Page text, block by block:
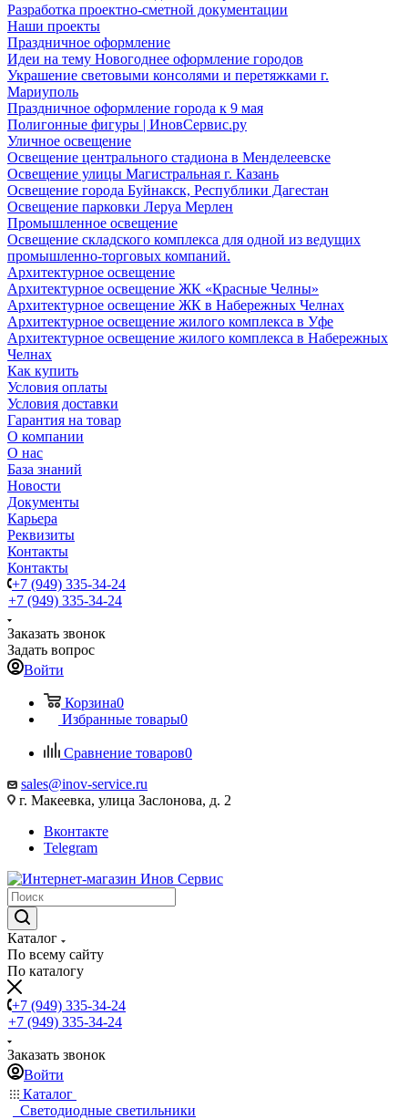
Разработка проектно-сметной документации
Наши проекты
Праздничное оформление
Идеи на тему Новогоднее оформление городов
Украшение световыми консолями и перетяжками г.
Мариуполь
Праздничное оформление города к 9 мая
Полигонные фигуры | ИновСервис.ру
Уличное освещение
Освещение центрального стадиона в Менделеевске
Освещение улицы Магистральная г. Казань
Освещение города Буйнакск, Республики Дагестан
Освещение парковки Леруа Мерлен
Промышленное освещение
Освещение складского комплекса для одной из ведущих
промышленно-торговых компаний.
Архитектурное освещение
Архитектурное освещение ЖК «Красные Челны»
Архитектурное освещение ЖК в Набережных Челнах
Архитектурное освещение жилого комплекса в Уфе
Архитектурное освещение жилого комплекса в Набережных
Челнах
Как купить
Условия оплаты
Условия доставки
Гарантия на товар
О компании
О нас
База знаний
Новости
Документы
Карьера
Реквизиты
Контакты
Контакты
+7 (949) 335-34-24
+7 (949) 335-34-24
Заказать звонок
Задать вопрос
Войти
Корзина0
Избранные товары0
Сравнение товаров0
sales@inov-service.ru
г. Макеевка, улица Заслонова, д. 2
Вконтакте
Telegram
Каталог
По всему сайту
По каталогу
+7 (949) 335-34-24
+7 (949) 335-34-24
Заказать звонок
Войти
Каталог
Светодиодные светильники